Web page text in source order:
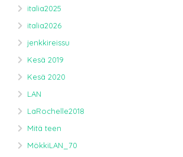
italia2025
italia2026
jenkkireissu
Kesä 2019
Kesä 2020
LAN
LaRochelle2018
Mitä teen
MökkiLAN_70